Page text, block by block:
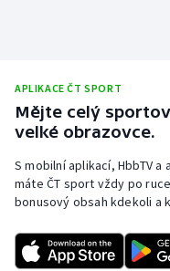
APLIKACE ČT SPORT
Mějte celý
velké obrazovce.
S mobilní aplikací, HbbTV
máte ČT sport vždy po
bonusový obsah kdekoli a